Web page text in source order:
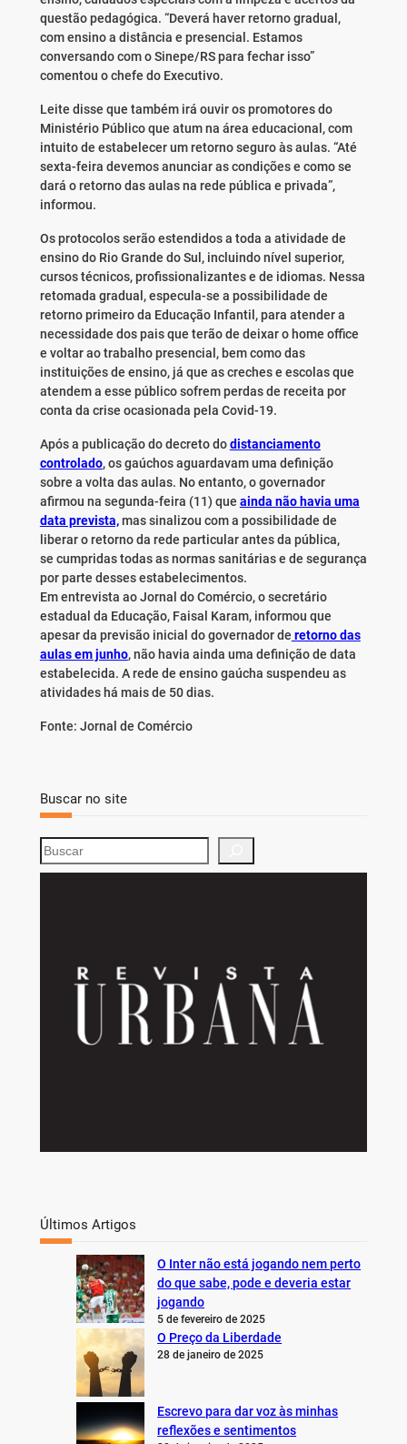
questão pedagógica. “Deverá haver retorno gradual,
com ensino a distância e presencial. Estamos
conversando com o Sinepe/RS para fechar isso”
comentou o chefe do Executivo.
Leite disse que também irá ouvir os promotores do
Ministério Público que atum na área educacional, com
intuito de estabelecer um retorno seguro às aulas. “Até
sexta-feira devemos anunciar as condições e como se
dará o retorno das aulas na rede pública e privada”,
informou.
Os protocolos serão estendidos a toda a atividade de
ensino do Rio Grande do Sul, incluindo nível superior,
cursos técnicos, profissionalizantes e de idiomas. Nessa
retomada gradual, especula-se a possibilidade de
retorno primeiro da Educação Infantil, para atender a
necessidade dos pais que terão de deixar o home office
e voltar ao trabalho presencial, bem como das
instituições de ensino, já que as creches e escolas que
atendem a esse público sofrem perdas de receita por
conta da crise ocasionada pela Covid-19.
Após a publicação do decreto dodistanciamento
controlado, os gaúchos aguardavam uma definição
sobre a volta das aulas. No entanto, o governador
afirmou na segunda-feira (11) que ainda não havia uma
data prevista,mas sinalizou com a possibilidade de
liberar o retorno da rede particular antes da pública,
se cumpridas todas as normas sanitárias e de segurança
por parte desses estabelecimentos.
Em entrevista ao Jornal do Comércio, o secretário
estadual da Educação, Faisal Karam, informou que
apesar da previsão inicial do governador de retorno das
aulas em junho, não havia ainda uma definição de data
estabelecida. A rede de ensino gaúcha suspendeu as
atividades há mais de 50 dias.
Fonte: Jornal de Comércio
Buscar no site
S
e
Últimos Artigos
O Inter não está jogando nem perto
do que sabe, pode e deveria estar
jogando
5 de fevereiro de 2025
O Preço da Liberdade
28 de janeiro de 2025
Escrevo para dar voz às minhas
reflexões e sentimentos